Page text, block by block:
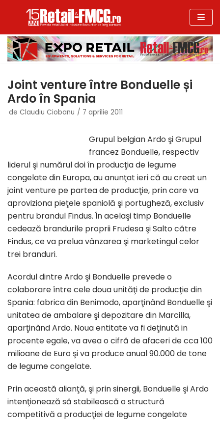
la
conținut
Joint venture între Bonduelle și
Ardo în Spania
de Claudiu Ciobanu 7 aprilie 2011
Grupul belgian Ardo şi Grupul
francez Bonduelle, respectiv
liderul şi numărul doi în producţia de legume
congelate din Europa, au anunţat ieri că au creat un
joint venture pe partea de producţie, prin care va
aproviziona pieţele spaniolă şi portugheză, exclusiv
pentru brandul Findus. În acelaşi timp Bonduelle
cedează brandurile proprii Frudesa şi Salto către
Findus, ce va prelua vânzarea şi marketingul celor
trei branduri.
Acordul dintre Ardo şi Bonduelle prevede o
colaborare între cele doua unităţi de producţie din
Spania: fabrica din Benimodo, aparţinând Bonduelle şi
unitatea de ambalare şi depozitare din Marcilla,
aparţinând Ardo. Noua entitate va fi deţinută in
procente egale, va avea o cifră de afaceri de cca 100
milioane de Euro şi va produce anual 90.000 de tone
de legume congelate.
Prin această alianţă, şi prin sinergii, Bonduelle şi Ardo
intenţionează să stabilească o structură
competitivă a producţiei de legume congelate